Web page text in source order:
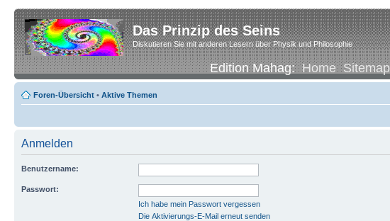
Das Prinzip des Seins
Diskutieren Sie mit anderen Lesern über Physik und Philosophie
Edition Mahag:Home Sitemap
Foren-Übersicht • Aktive Themen
Anmelden
Benutzername:
Passwort:
Ich habe mein Passwort vergessen
Die Aktivierungs-E-Mail erneut senden